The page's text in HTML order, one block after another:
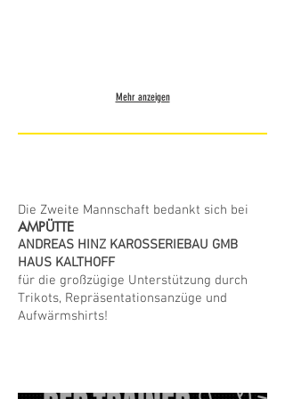
Mehr anzeigen
Die Zweite Mannschaft bedankt sich bei
AMPÜTTE
ANDREAS HINZ KAROSSERIEBAU GMB
HAUS KALTHOFF
für die großzügige Unterstützung durch
Trikots, Repräsentationsanzüge und
Aufwärmshirts!